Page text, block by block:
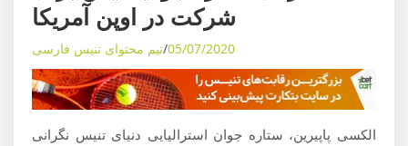
شرکت در اوپن آمریکا
05/07/2020 تیم محتوای تنیس فارسی
الکسی پاپیرین، ستاره جوان استرالیایی دنیای تنیس نگرانی